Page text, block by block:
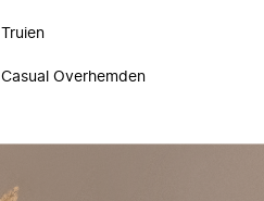
Truien
Casual Overhemden